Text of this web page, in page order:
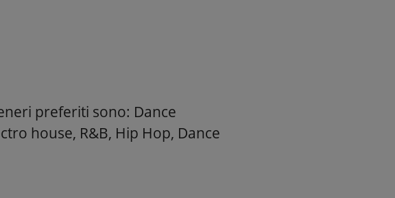
preferiti sono: Dance
house, R&B, Hip Hop, Dance